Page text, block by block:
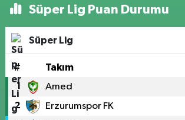
Süper Lig Puan Durumu
Süper Lig
# Takım
1 Amed
2 Erzurumspor FK